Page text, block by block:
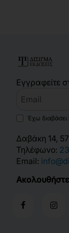
Εγγραφείτε
Έχω διαβάσει
Δαβάκη 14,
Τηλέφωνο:
Email: